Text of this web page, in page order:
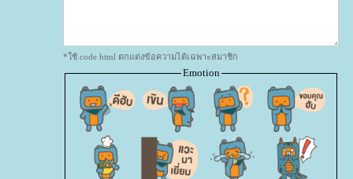
*ใช้ code html ตกแต่งข้อความได้เฉพาะสมาชิก
Emotion